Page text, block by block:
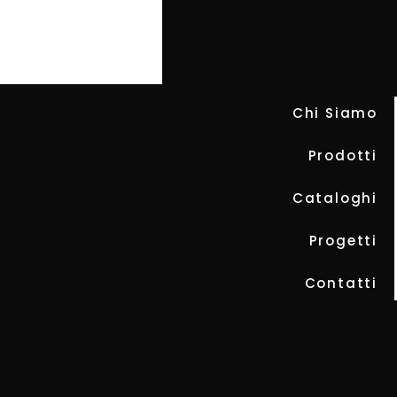
Chi Siamo
Prodotti
Cataloghi
Progetti
Contatti